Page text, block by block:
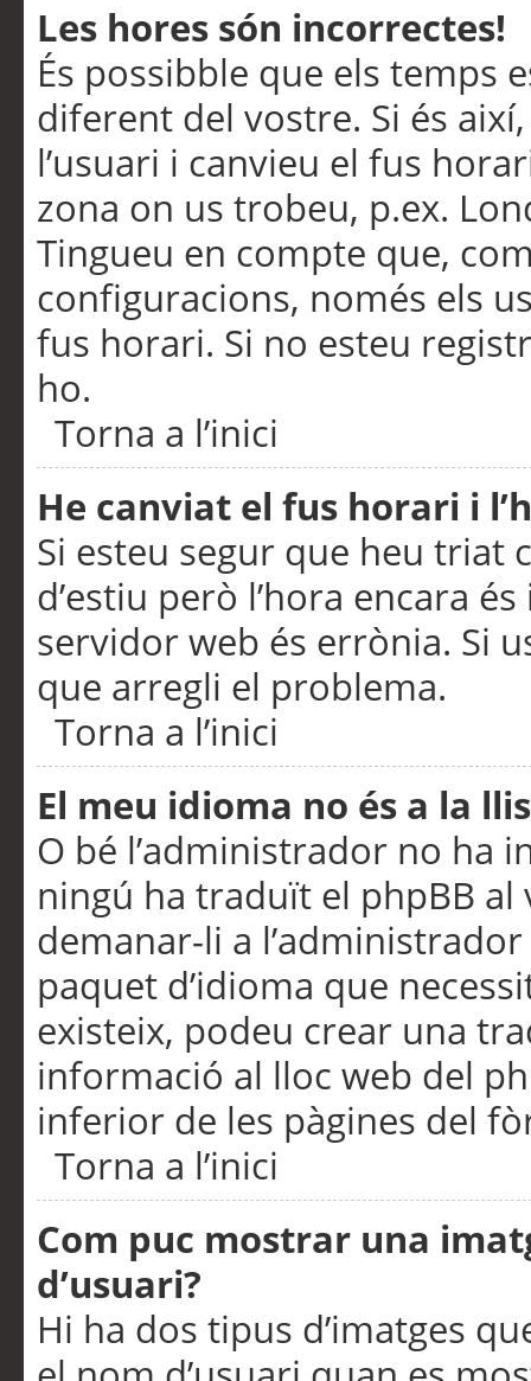
Les hores són incorrectes!
És possibble que els temps
diferent del vostre. Si és
l’usuari i canvieu el fus
zona on us trobeu, p.ex.
Tingueu en compte que,
configuracions, només els
fus horari. Si no esteu
ho.
Torna a l’inici
He canviat el fus horari i
Si esteu segur que heu triat
d’estiu però l’hora encara
servidor web és errònia. Si
que arregli el problema.
Torna a l’inici
El meu idioma no és a la
O bé l’administrador no ha
ningú ha traduït el phpBB
demanar-li a
paquet d’idioma que
existeix, podeu crear una
informació al lloc web del
inferior de les pàgines del
Torna a l’inici
Com puc mostrar una
d’usuari?
Hi ha dos tipus d’imatges